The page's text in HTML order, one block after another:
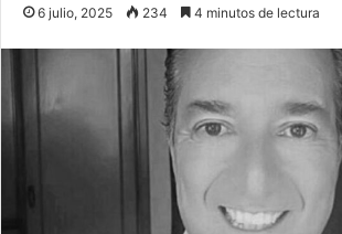
6 julio, 2025 234 4 minutos de lectura